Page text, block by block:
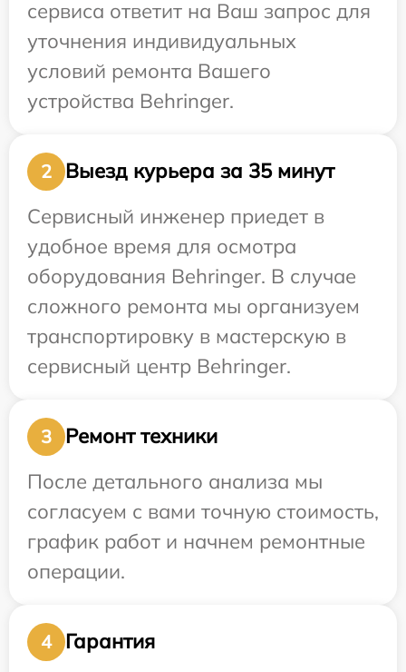
сервиса ответит на Ваш запрос для
уточнения индивидуальных
условий ремонта Вашего
устройства Behringer.
2
Выезд курьера за 35 минут
Сервисный инженер приедет в
удобное время для осмотра
оборудования Behringer. В случае
сложного ремонта мы организуем
транспортировку в мастерскую в
сервисный центр Behringer.
3
Ремонт техники
После детального анализа мы
согласуем с вами точную стоимость,
график работ и начнем ремонтные
операции.
4
Гарантия